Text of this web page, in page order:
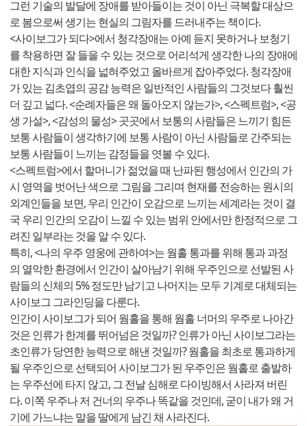
그런 기술의 발달에 장애를 받아들이는 것이 아닌 극복할 대상으
로 봄으로써 생기는 현실의 그림자를 드러내주는 책이다.
<사이보그가 되다>에서 청각장애는 아예 듣지 못하거나 보청기
를 착용하면 잘 들을 수 있는 것으로 어리석게 생각한 나의 장애에
대한 지식과 인식을 넓혀주었고 올바르게 잡아주었다. 청각장애
가 있는 김초엽의 공감 능력은 일반적인 사람들의 그것보다 훨씬
더 깊고 넓다. <순례자들은 왜 돌아오지 않는가>, <스펙트럼>, <공
생 가설>, <감성의 물성> 곳곳에서 보통의 사람들은 느끼기 힘든
보통 사람들이 생각하기에 보통 사람이 아닌 사람들로 간주되는
보통 사람들이 느끼는 감정들을 엿볼 수 있다.
<스펙트럼>에서 할머니가 젊었을 때 난파된 행성에서 인간의 가
시 영역을 벗어난 색으로 그림을 그리며 현재를 전승하는 원시의
외계인들을 보면, 우리 인간이 오감으로 느끼는 세계라는 것이 결
국 우리 인간의 오감이 느낄 수 있는 범위 안에서만 한정적으로 그
려진 일부라는 것을 알 수 있다.
특히, <나의 우주 영웅에 관하여>는 웜홀 통과를 위해 통과 과정
의 열악한 환경에서 인간이 살아남기 위해 우주인으로 선발된 사
람들의 신체의 5% 정도만 남기고 나머지는 모두 기계로 대체되는
사이보그 그라인딩을 다룬다.
인간이 사이보그가 되어 웜홀을 통해 웜홀 너머의 우주로 나아간
것은 인류가 한계를 뛰어넘은 것일까? 인류가 아닌 사이보그라는
초인류가 당연한 능력으로 해낸 것일까? 웜홀을 최초로 통과하게
될 우주인으로 선택되어 사이보그가 된 우주인은 웜홀로 출발하
는 우주선에 타지 않고, 그 전날 심해로 다이빙해서 사라져 버린
다. 이쪽 우주나 저 건너의 우주나 똑같을 것인데, 굳이 내가 왜 거
기에 가느냐는 말을 딸에게 남긴 채 사라진다.